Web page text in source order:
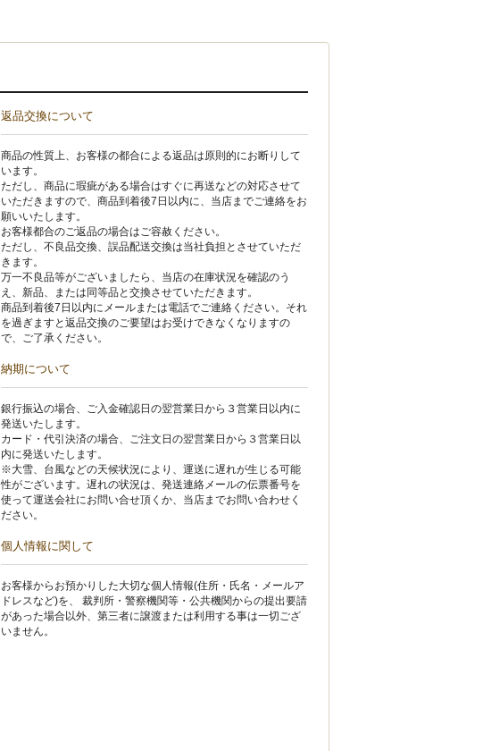
返品交換について
商品の性質上、お客様の都合による返品は原則的にお断りして
います。
ただし、商品に瑕疵がある場合はすぐに再送などの対応させて
いただきますので、商品到着後7日以内に、当店までご連絡をお
願いいたします。
お客様都合のご返品の場合はご容赦ください。
ただし、不良品交換、誤品配送交換は当社負担とさせていただ
きます。
万一不良品等がございましたら、当店の在庫状況を確認のう
え、新品、または同等品と交換させていただきます。
商品到着後7日以内にメールまたは電話でご連絡ください。それ
を過ぎますと返品交換のご要望はお受けできなくなりますの
で、ご了承ください。
納期について
銀行振込の場合、ご入金確認日の翌営業日から３営業日以内に
発送いたします。
カード・代引決済の場合、ご注文日の翌営業日から３営業日以
内に発送いたします。
※大雪、台風などの天候状況により、運送に遅れが生じる可能
性がございます。遅れの状況は、発送連絡メールの伝票番号を
使って運送会社にお問い合せ頂くか、当店までお問い合わせく
ださい。
個人情報に関して
お客様からお預かりした大切な個人情報(住所・氏名・メールア
ドレスなど)を、 裁判所・警察機関等・公共機関からの提出要請
があった場合以外、第三者に譲渡または利用する事は一切ござ
いません。